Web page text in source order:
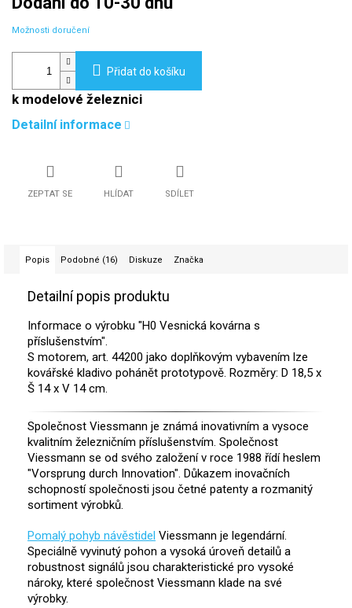
cena:
Možnosti doručení
Přidat do košíku
k modelové železnici
Detailní informace
ZEPTAT SE HLÍDAT SDÍLET
Popis Podobné (16) Diskuze Značka
Detailní popis produktu
Informace o výrobku "H0 Vesnická kovárna s
příslušenstvím".
S motorem, art. 44200 jako doplňkovým vybavením lze
kovářské kladivo pohánět prototypově. Rozměry: D 18,5 x
Š 14 x V 14 cm.
Společnost Viessmann je známá inovativním a vysoce
kvalitním železničním příslušenstvím. Společnost
Viessmann se od svého založení v roce 1988 řídí heslem
"Vorsprung durch Innovation". Důkazem inovačních
schopností společnosti jsou četné patenty a rozmanitý
sortiment výrobků.
Pomalý pohyb návěstidel Viessmann je legendární.
Speciálně vyvinutý pohon a vysoká úroveň detailů a
robustnost signálů jsou charakteristické pro vysoké
nároky, které společnost Viessmann klade na své
výrobky.